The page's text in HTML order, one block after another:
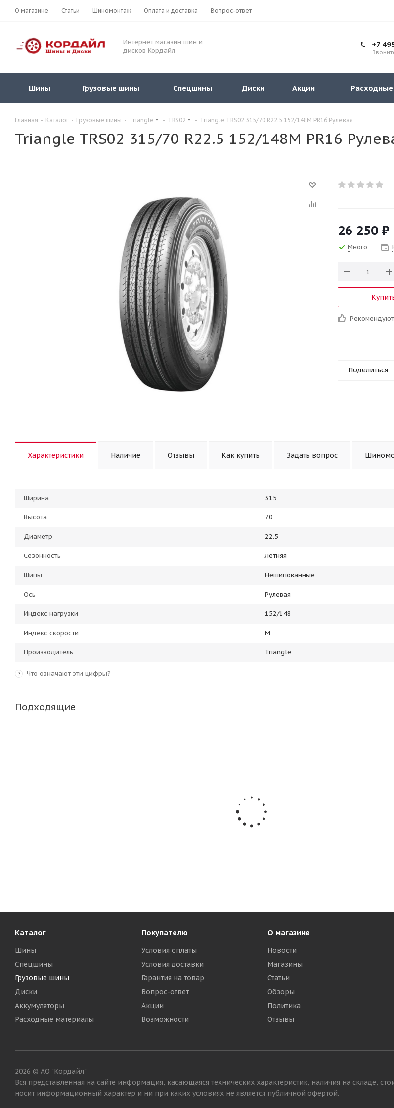
О магазине Статьи Шиномонтаж Оплата и доставка Вопрос-ответ
Интернет магазин шин и
дисков Кордайл
+7
Шины Грузовые шины Спецшины Диски Акции
Главная - Каталог - Грузовые шины - Triangle - TRS02 - Triangle TRS02 315/70 R22.5 152/148M PR16 Рулевая
Triangle TRS02 315/70 R22.5 152/148M PR16
26 250 ₽
Много
Рекомендуют
Поделиться
Характеристики Наличие Отзывы Как купить Задать вопрос
Ширина 315
Высота 70
Диаметр 22.5
Сезонность Летняя
Шипы Нешипованные
Ось Рулевая
Индекс нагрузки 152/148
Индекс скорости M
Производитель Triangle
? Что означают эти цифры?
Подходящие
Каталог
Шины
Спецшины
Грузовые шины
Диски
Аккумуляторы
Расходные материалы
Покупателю
Условия оплаты
Условия доставки
Гарантия на товар
Вопрос-ответ
Акции
Возможности
О магазине
Новости
Магазины
Статьи
Обзоры
Политика
Отзывы
2026 © АО "Кордайл"
Вся представленная на сайте информация, касающаяся технических характеристик, наличия на складе,
носит информационный характер и ни при каких условиях не является публичной офертой.